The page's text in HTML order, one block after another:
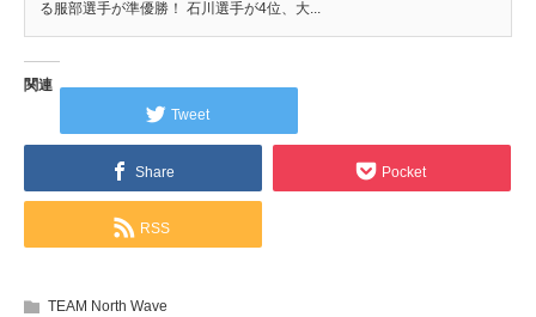
る服部選手が準優勝！ 石川選手が4位、大...
関連
Tweet
Share Pocket
RSS
TEAM North Wave